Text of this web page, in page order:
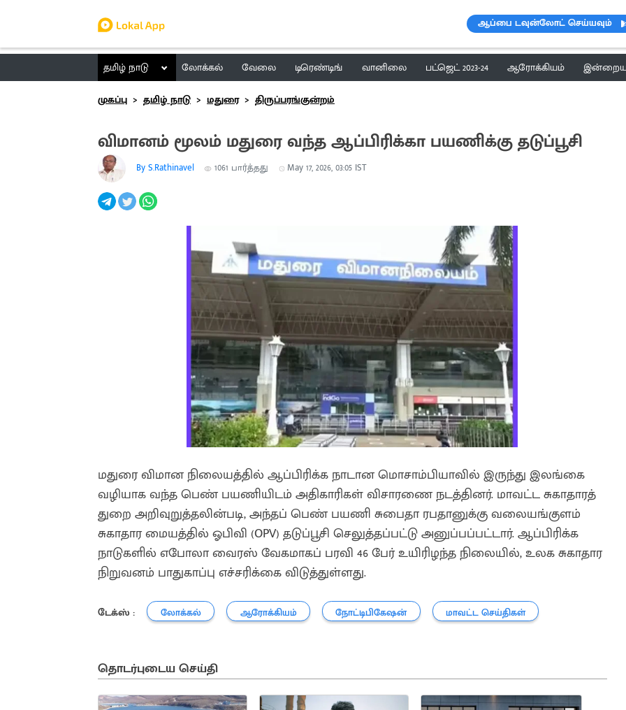
ஆப்பை டவுன்லோட் செய்யவும்
தமிழ் நாடு லோக்கல் வேலை டிரெண்டிங் வானிலை பட்ஜெட் 2023-24 ஆரோக்கியம் இன்றைய
முகப்பு
தமிழ் நாடு மதுரை திருப்பரங்குன்றம்
விமானம் மூலம் மதுரை வந்த ஆப்பிரிக்கா பயணிக்கு தடுப்பூசி
By S.Rathinavel 1061 பார்த்தது May 17, 2026, 03:05 IST
மதுரை விமான நிலையத்தில் ஆப்பிரிக்க நாடான மொசாம்பியாவில் இருந்து இலங்கை
வழியாக வந்த பெண் பயணியிடம் அதிகாரிகள் விசாரணை நடத்தினர். மாவட்ட சுகாதாரத்
துறை அறிவுறுத்தலின்படி, அந்தப் பெண் பயணி சுபைதா ரபதானுக்கு வலையங்குளம்
சுகாதார மையத்தில் ஓபிவி (OPV) தடுப்பூசி செலுத்தப்பட்டு அனுப்பப்பட்டார். ஆப்பிரிக்க
நாடுகளில் எபோலா வைரஸ் வேகமாகப் பரவி 46 பேர் உயிரிழந்த நிலையில், உலக சுகாதார
நிறுவனம் பாதுகாப்பு எச்சரிக்கை விடுத்துள்ளது.
டேக்ஸ் : லோக்கல் ஆரோக்கியம் நோட்டிபிகேஷன் மாவட்ட செய்திகள்
தொடர்புடைய செய்தி